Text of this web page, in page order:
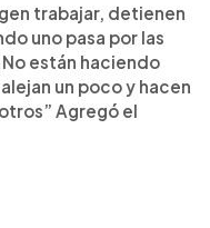
trabajar, detienen
uno pasa por las
están haciendo
un poco y hacen
Agregó el